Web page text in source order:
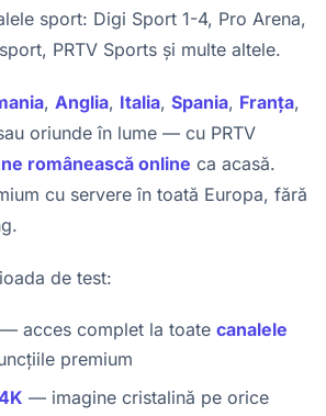
sport: Digi Sport 1-4, Pro Arena,
PRTV Sports și multe altele.
, Anglia, Italia, Spania, Franța,
oriunde în lume — cu PRTV
românească online ca acasă.
cu servere în toată Europa, fără
de test:
— acces complet la toate canalele
premium
— imagine cristalină pe orice